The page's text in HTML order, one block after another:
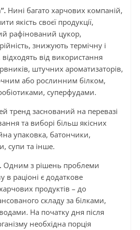
Нині багато харчових компаній,
якість своєї продукції,
рафінований цукор,
знижують термічну і
від використання
штучних ароматизаторів,
або рослинним білком,
суперфудами.
тренд заснований на перевазі
та виборі більш якісних
упаковка, батончики,
супи та інше.
Одним з рішень проблеми
в раціоні є додаткове
продуктів – до
складу за білками,
На початку дня після
необхідна порція